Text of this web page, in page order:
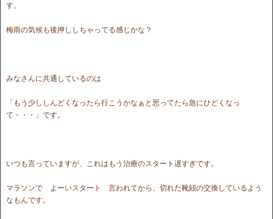
す。
梅雨の気候も後押ししちゃってる感じかな？
みなさんに共通しているのは
「もう少ししんどくなったら行こうかなぁと思ってたら急にひどくなっ
て・・・」です。
いつも言っていますが、これはもう治療のスタート遅すぎです。
マラソンで よーいスタート 言われてから、切れた靴紐の交換しているよう
なもんです。